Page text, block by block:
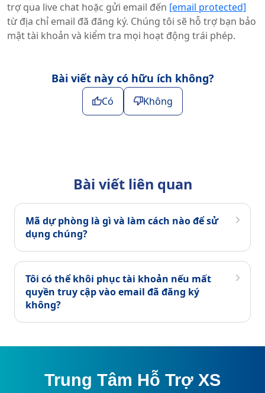
trợ qua live chat hoặc gửi email đến [email protected]
từ địa chỉ email đã đăng ký. Chúng tôi sẽ hỗ trợ bạn bảo
mật tài khoản và kiểm tra mọi hoạt động trái phép.
Bài viết này có hữu ích không?
Có Không
Bài viết liên quan
Mã dự phòng là gì và làm cách nào để sử
dụng chúng?
Tôi có thể khôi phục tài khoản nếu mất
quyền truy cập vào email đã đăng ký
không?
Trung Tâm Hỗ Trợ XS